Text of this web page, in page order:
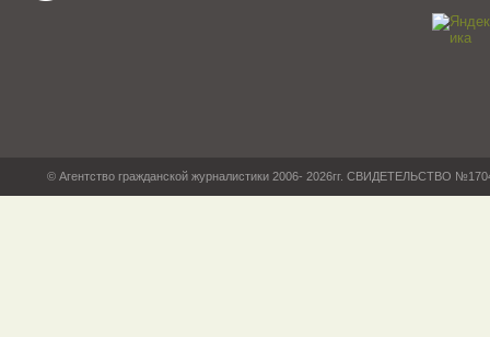
© Агентство гражданской журналистики 2006- 2026гг. СВИДЕТЕЛЬСТВО